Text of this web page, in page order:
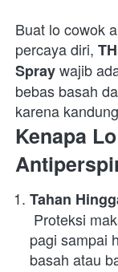
Buat lo cowok
percaya diri,
Spray wajib
bebas basah
karena
Kenapa
Tahan
pagi sampai
basah atau